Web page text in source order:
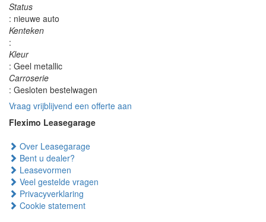
Status
: nieuwe auto
Kenteken
:
Kleur
: Geel metallic
Carroserie
: Gesloten bestelwagen
Vraag vrijblijvend een offerte aan
Fleximo Leasegarage
Over Leasegarage
Bent u dealer?
Leasevormen
Veel gestelde vragen
Privacyverklaring
Cookie statement